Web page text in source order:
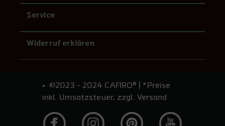
Service
Widerruf erklären
©2023 - 2024 CAFIRO® | *Preise
inkl. Umsatzsteuer, zzgl. Versand